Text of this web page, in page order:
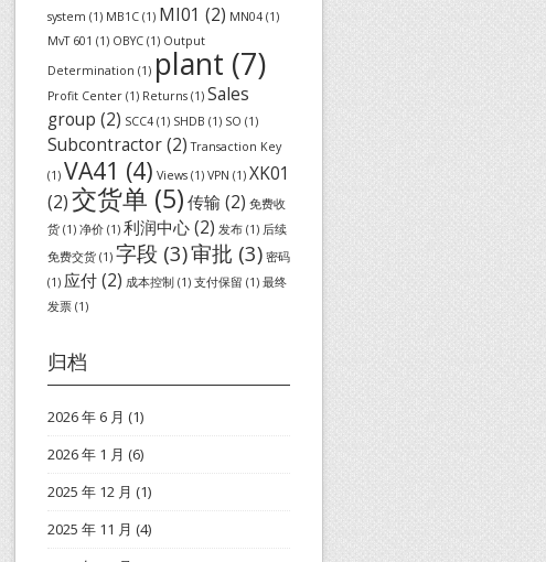
system (1) MB1C (1) MI01 (2) MN04 (1)
MvT 601 (1) OBYC (1) Output
Determination (1) plant (7)
Profit Center (1) Returns (1) Sales
group (2) SCC4 (1) SHDB (1) SO (1)
Subcontractor(2) Transaction Key
(1) VA41 (4) Views (1) VPN (1) XK01
(2)交货单 (5)传输(2) 免费收
货 (1) 净价 (1) 利润中心(2) 发布 (1) 后续
免费交货 (1) 字段 (3)审批 (3) 密码
(1) 应付(2) 成本控制 (1) 支付保留 (1) 最终
发票 (1)
归档
2026 年 6 月 (1)
2026 年 1 月 (6)
2025 年 12 月 (1)
2025 年 11 月 (4)